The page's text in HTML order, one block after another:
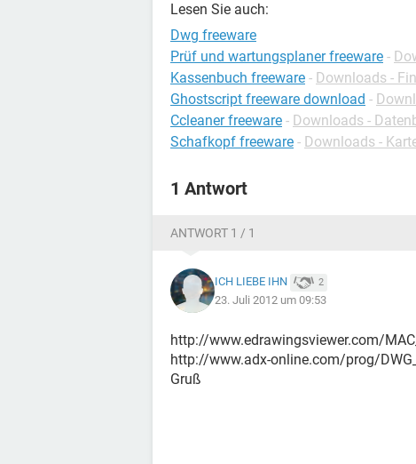
Lesen Sie auch:
Dwg freeware
Prüf und wartungsplaner freeware -
Kassenbuch freeware - Downloads -
Ghostscript freeware download -
Ccleaner freeware - Downloads -
Schafkopf freeware - Downloads -
1 Antwort
ANTWORT 1 / 1
ICH LIEBE IHN 2
23. Juli 2012 um 09:53
http://www.edrawingsviewer.com/
http://www.adx-online.com/prog/
Gruß